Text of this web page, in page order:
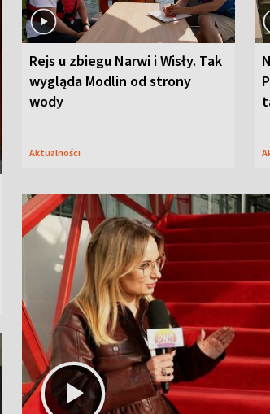
Rejs u zbiegu Narwi i Wisły. Tak
wygląda Modlin od strony
wody
Aktualności